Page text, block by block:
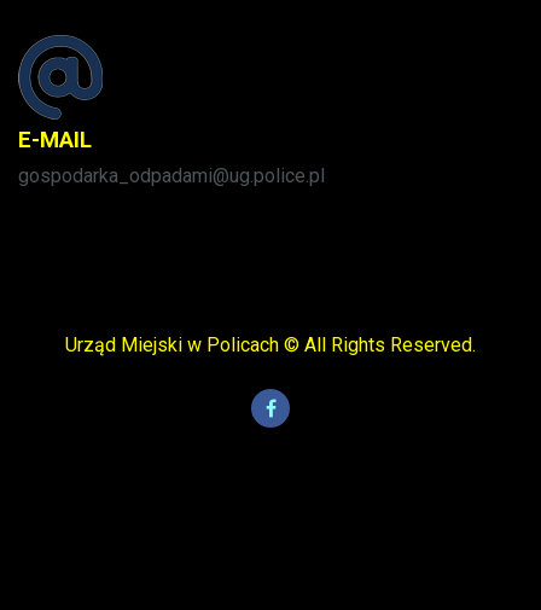
E-MAIL
gospodarka_odpadami@ug.police.pl
Urząd Miejski w Policach © All Rights Reserved.